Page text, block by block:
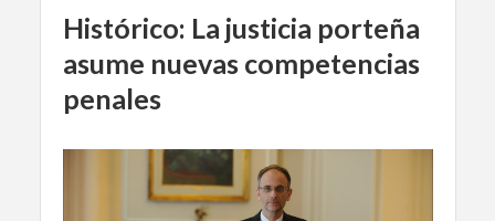
Histórico: La justicia porteña
asume nuevas competencias
penales